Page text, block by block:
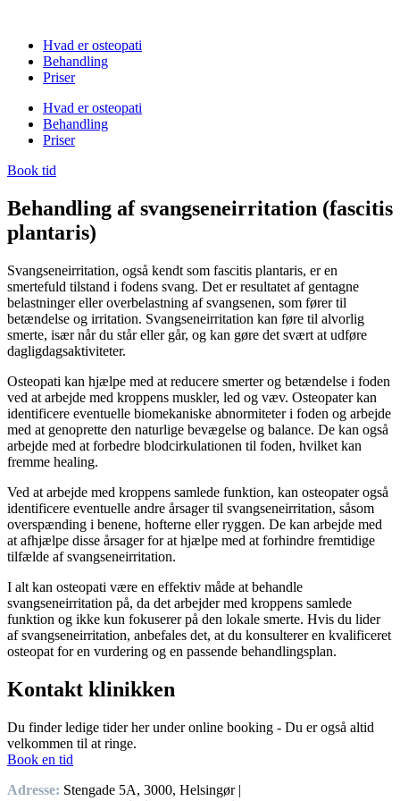
Hvad er osteopati
Behandling
Priser
Hvad er osteopati
Behandling
Priser
Book tid
Behandling af svangseneirritation (fascitis
plantaris)
Svangseneirritation, også kendt som fascitis plantaris, er en
smertefuld tilstand i fodens svang. Det er resultatet af gentagne
belastninger eller overbelastning af svangsenen, som fører til
betændelse og irritation. Svangseneirritation kan føre til alvorlig
smerte, især når du står eller går, og kan gøre det svært at udføre
dagligdagsaktiviteter.
Osteopati kan hjælpe med at reducere smerter og betændelse i foden
ved at arbejde med kroppens muskler, led og væv. Osteopater kan
identificere eventuelle biomekaniske abnormiteter i foden og arbejde
med at genoprette den naturlige bevægelse og balance. De kan også
arbejde med at forbedre blodcirkulationen til foden, hvilket kan
fremme healing.
Ved at arbejde med kroppens samlede funktion, kan osteopater også
identificere eventuelle andre årsager til svangseneirritation, såsom
overspænding i benene, hofterne eller ryggen. De kan arbejde med
at afhjælpe disse årsager for at hjælpe med at forhindre fremtidige
tilfælde af svangseneirritation.
I alt kan osteopati være en effektiv måde at behandle
svangseneirritation på, da det arbejder med kroppens samlede
funktion og ikke kun fokuserer på den lokale smerte. Hvis du lider
af svangseneirritation, anbefales det, at du konsulterer en kvalificeret
osteopat for en vurdering og en passende behandlingsplan.
Kontakt klinikken
Du finder ledige tider her under online booking - Du er også altid
velkommen til at ringe.
Book en tid
Adresse: Stengade 5A, 3000, Helsingør |